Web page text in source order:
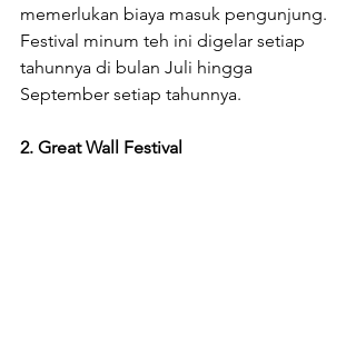
memerlukan biaya masuk pengunjung.
Festival minum teh ini digelar setiap
tahunnya di bulan Juli hingga
September setiap tahunnya.
2. Great Wall Festival